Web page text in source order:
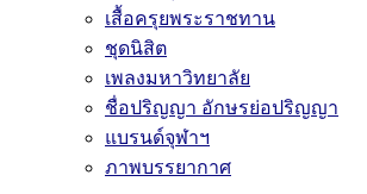
เสื้อครุยพระราชทาน
ชุดนิสิต
เพลงมหาวิทยาลัย
ชื่อปริญญา อักษรย่อปริญญา
แบรนด์จุฬาฯ
ภาพบรรยากาศ